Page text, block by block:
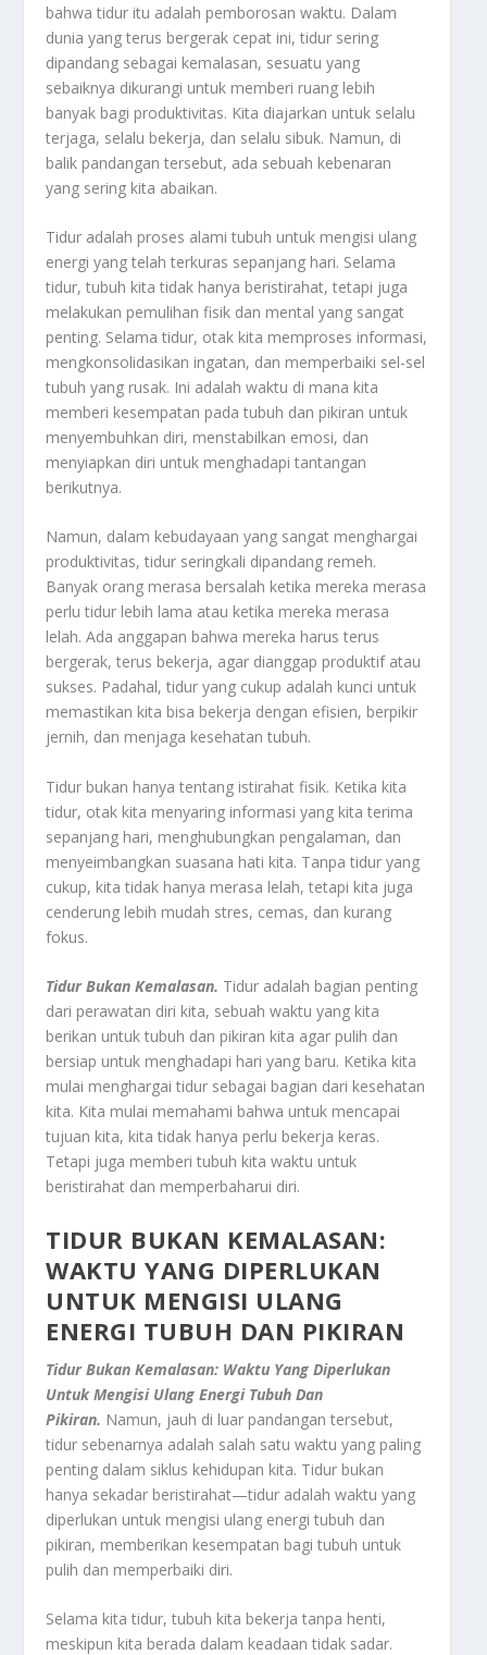
bahwa tidur itu adalah pemborosan waktu. Dalam
dunia yang terus bergerak cepat ini, tidur sering
dipandang sebagai kemalasan, sesuatu yang
sebaiknya dikurangi untuk memberi ruang lebih
banyak bagi produktivitas. Kita diajarkan untuk selalu
terjaga, selalu bekerja, dan selalu sibuk. Namun, di
balik pandangan tersebut, ada sebuah kebenaran
yang sering kita abaikan.
Tidur adalah proses alami tubuh untuk mengisi ulang
energi yang telah terkuras sepanjang hari. Selama
tidur, tubuh kita tidak hanya beristirahat, tetapi juga
melakukan pemulihan fisik dan mental yang sangat
penting. Selama tidur, otak kita memproses informasi,
mengkonsolidasikan ingatan, dan memperbaiki sel-sel
tubuh yang rusak. Ini adalah waktu di mana kita
memberi kesempatan pada tubuh dan pikiran untuk
menyembuhkan diri, menstabilkan emosi, dan
menyiapkan diri untuk menghadapi tantangan
berikutnya.
Namun, dalam kebudayaan yang sangat menghargai
produktivitas, tidur seringkali dipandang remeh.
Banyak orang merasa bersalah ketika mereka merasa
perlu tidur lebih lama atau ketika mereka merasa
lelah. Ada anggapan bahwa mereka harus terus
bergerak, terus bekerja, agar dianggap produktif atau
sukses. Padahal, tidur yang cukup adalah kunci untuk
memastikan kita bisa bekerja dengan efisien, berpikir
jernih, dan menjaga kesehatan tubuh.
Tidur bukan hanya tentang istirahat fisik. Ketika kita
tidur, otak kita menyaring informasi yang kita terima
sepanjang hari, menghubungkan pengalaman, dan
menyeimbangkan suasana hati kita. Tanpa tidur yang
cukup, kita tidak hanya merasa lelah, tetapi kita juga
cenderung lebih mudah stres, cemas, dan kurang
fokus.
Tidur Bukan Kemalasan. Tidur adalah bagian penting
dari perawatan diri kita, sebuah waktu yang kita
berikan untuk tubuh dan pikiran kita agar pulih dan
bersiap untuk menghadapi hari yang baru. Ketika kita
mulai menghargai tidur sebagai bagian dari kesehatan
kita. Kita mulai memahami bahwa untuk mencapai
tujuan kita, kita tidak hanya perlu bekerja keras.
Tetapi juga memberi tubuh kita waktu untuk
beristirahat dan memperbaharui diri.
TIDUR BUKAN KEMALASAN:
WAKTU YANG DIPERLUKAN
UNTUK MENGISI ULANG
ENERGI TUBUH DAN PIKIRAN
Tidur Bukan Kemalasan: Waktu Yang Diperlukan
Untuk Mengisi Ulang Energi Tubuh Dan
Pikiran. Namun, jauh di luar pandangan tersebut,
tidur sebenarnya adalah salah satu waktu yang paling
penting dalam siklus kehidupan kita. Tidur bukan
hanya sekadar beristirahat—tidur adalah waktu yang
diperlukan untuk mengisi ulang energi tubuh dan
pikiran, memberikan kesempatan bagi tubuh untuk
pulih dan memperbaiki diri.
Selama kita tidur, tubuh kita bekerja tanpa henti,
meskipun kita berada dalam keadaan tidak sadar.